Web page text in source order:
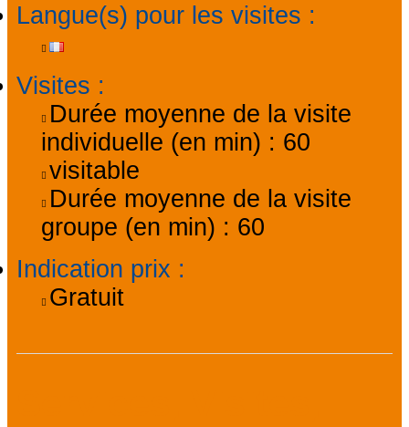
Langue(s) pour les visites :
Visites :
Durée moyenne de la visite
individuelle (en min) : 60
visitable
Durée moyenne de la visite
groupe (en min) : 60
Indication prix :
Gratuit